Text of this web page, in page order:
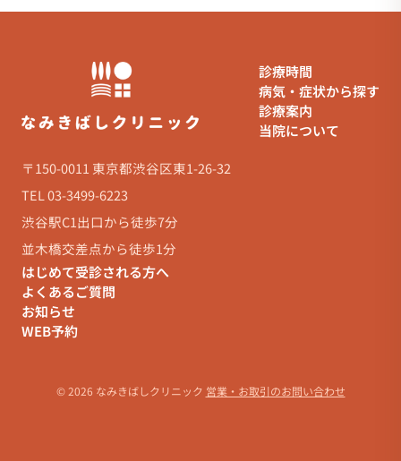
〒150-0011 東京都渋谷区東1-26-32
TEL 03-3499-6223
渋谷駅C1出口から徒歩7分
並木橋交差点から徒歩1分
診療時間
病気・症状から探す
診療案内
当院について
はじめて受診される方へ
よくあるご質問
お知らせ
WEB予約
© 2026 なみきばしクリニック 営業・お取引のお問い合わせ